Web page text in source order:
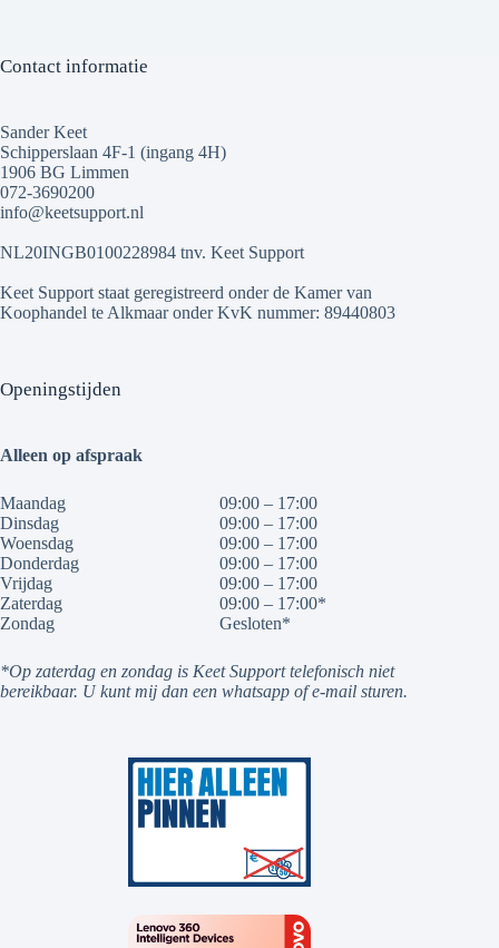
Contact informatie
Sander Keet
Schipperslaan 4F-1 (ingang 4H)
1906 BG Limmen
072-3690200
info@keetsupport.nl
NL20INGB0100228984 tnv. Keet Support
Keet Support staat geregistreerd onder de Kamer van
Koophandel te Alkmaar onder KvK nummer: 89440803
Openingstijden
Alleen op afspraak
Maandag
Dinsdag
Woensdag
Donderdag
Vrijdag
Zaterdag
Zondag
09:00 – 17:00
09:00 – 17:00
09:00 – 17:00
09:00 – 17:00
09:00 – 17:00
09:00 – 17:00*
Gesloten*
*Op zaterdag en zondag is Keet Support telefonisch niet
bereikbaar. U kunt mij dan een whatsapp of e-mail sturen.